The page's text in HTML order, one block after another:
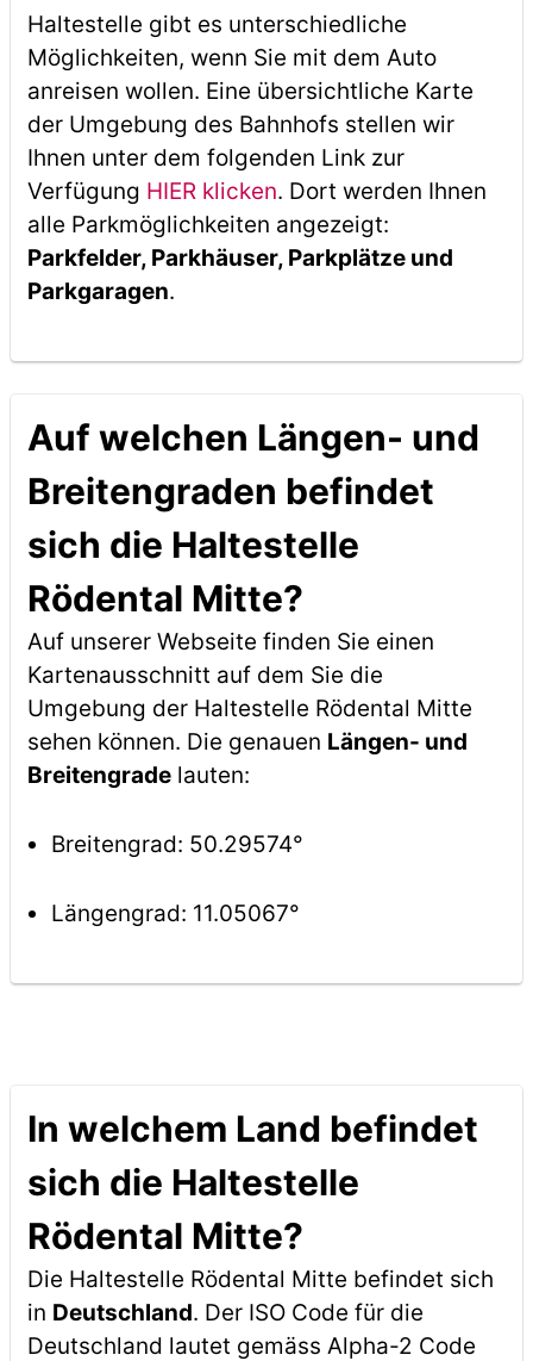
Haltestelle gibt es unterschiedliche
Möglichkeiten, wenn Sie mit dem Auto
anreisen wollen. Eine übersichtliche Karte
der Umgebung des Bahnhofs stellen wir
Ihnen unter dem folgenden Link zur
Verfügung HIER klicken. Dort werden Ihnen
alle Parkmöglichkeiten angezeigt:
Parkfelder, Parkhäuser, Parkplätze und
Parkgaragen.
Auf welchen Längen- und
Breitengraden befindet
sich die Haltestelle
Rödental Mitte?
Auf unserer Webseite finden Sie einen
Kartenausschnitt auf dem Sie die
Umgebung der Haltestelle Rödental Mitte
sehen können. Die genauen Längen- und
Breitengradelauten:
Breitengrad: 50.29574°
Längengrad: 11.05067°
In welchem Land befindet
sich die Haltestelle
Rödental Mitte?
Die Haltestelle Rödental Mitte befindet sich
in Deutschland. Der ISO Code für die
Deutschland lautet gemäss Alpha-2 Code